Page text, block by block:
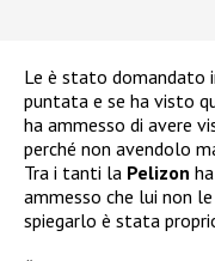
Le è stato domandato
puntata e se ha visto
ha ammesso di avere
perché non avendolo
Tra i tanti la Pelizon
ammesso che lui non
spiegarlo è stata